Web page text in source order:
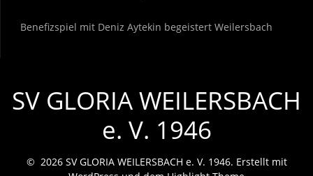
Benefizspiel mit Deniz Aytekin begeistert Weilersbach
SV GLORIA WEILERSBACH
e. V. 1946
© 2026 SV GLORIA WEILERSBACH e. V. 1946. Erstellt mit